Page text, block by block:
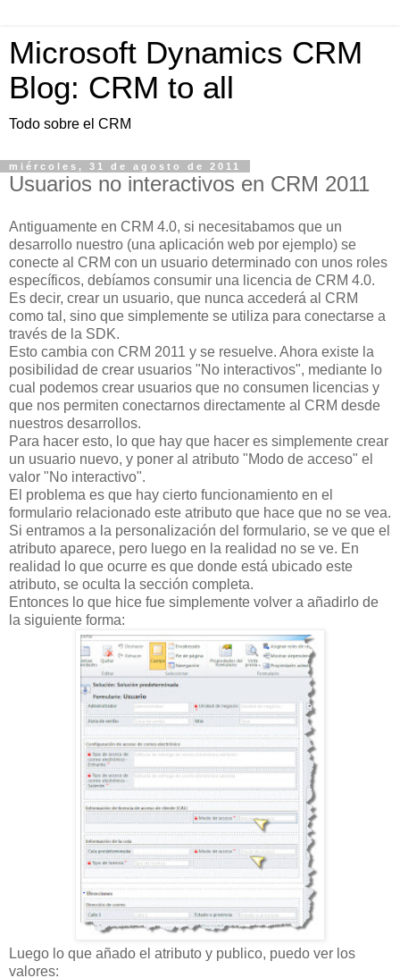
Microsoft Dynamics CRM
Blog: CRM to all
Todo sobre el CRM
miércoles, 31 de agosto de 2011
Usuarios no interactivos en CRM 2011
Antiguamente en CRM 4.0, si necesitabamos que un
desarrollo nuestro (una aplicación web por ejemplo) se
conecte al CRM con un usuario determinado con unos roles
específicos, debíamos consumir una licencia de CRM 4.0.
Es decir, crear un usuario, que nunca accederá al CRM
como tal, sino que simplemente se utiliza para conectarse a
través de la SDK.
Esto cambia con CRM 2011 y se resuelve. Ahora existe la
posibilidad de crear usuarios "No interactivos", mediante lo
cual podemos crear usuarios que no consumen licencias y
que nos permiten conectarnos directamente al CRM desde
nuestros desarrollos.
Para hacer esto, lo que hay que hacer es simplemente crear
un usuario nuevo, y poner al atributo "Modo de acceso" el
valor "No interactivo".
El problema es que hay cierto funcionamiento en el
formulario relacionado este atributo que hace que no se vea.
Si entramos a la personalización del formulario, se ve que el
atributo aparece, pero luego en la realidad no se ve. En
realidad lo que ocurre es que donde está ubicado este
atributo, se oculta la sección completa.
Entonces lo que hice fue simplemente volver a añadirlo de
la siguiente forma:
Luego lo que añado el atributo y publico, puedo ver los
valores: